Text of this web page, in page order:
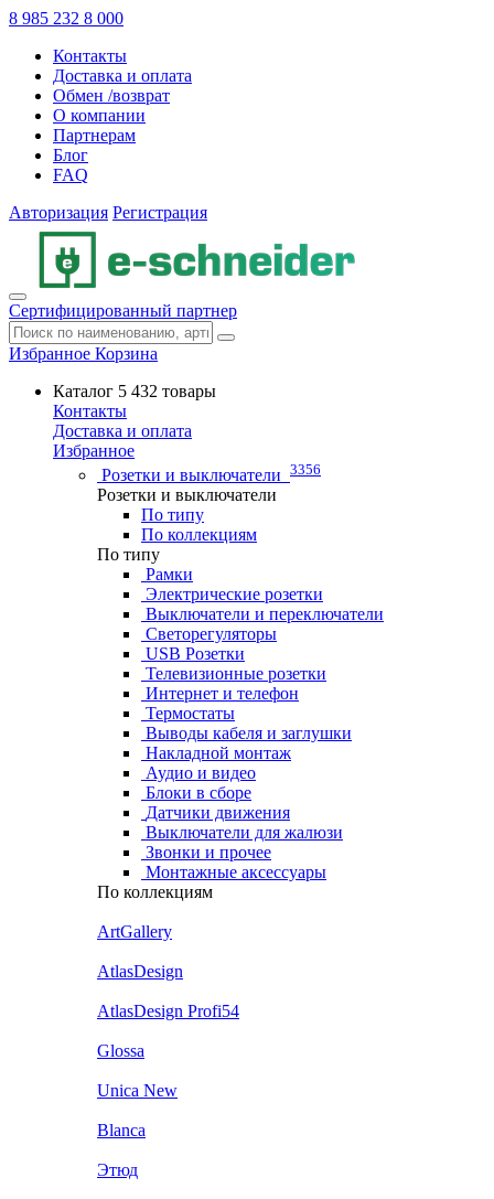
8 985 232 8 000
Контакты
Доставка и оплата
Обмен /возврат
О компании
Партнерам
Блог
FAQ
Авторизация Регистрация
Сертифицированный партнер
Избранное Корзина
Каталог 5 432 товары
Контакты
Доставка и оплата
Избранное
Розетки и выключатели 3356
Розетки и выключатели
По типу
По коллекциям
По типу
Рамки
Электрические розетки
Выключатели и переключатели
Светорегуляторы
USB Розетки
Телевизионные розетки
Интернет и телефон
Термостаты
Выводы кабеля и заглушки
Накладной монтаж
Аудио и видео
Блоки в сборе
Датчики движения
Выключатели для жалюзи
Звонки и прочее
Монтажные аксессуары
По коллекциям
ArtGallery
AtlasDesign
AtlasDesign Profi54
Glossa
Unica New
Blanca
Этюд